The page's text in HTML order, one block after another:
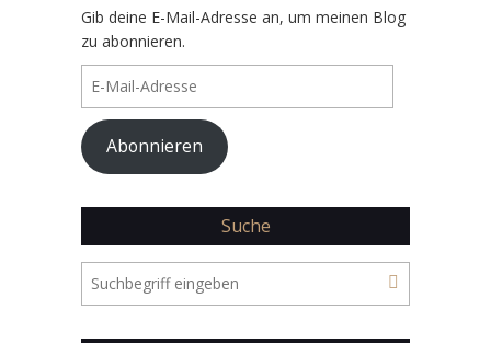
Gib deine E-Mail-Adresse an, um meinen Blog
zu abonnieren.
Mail-
Adresse
Abonnieren
Suche